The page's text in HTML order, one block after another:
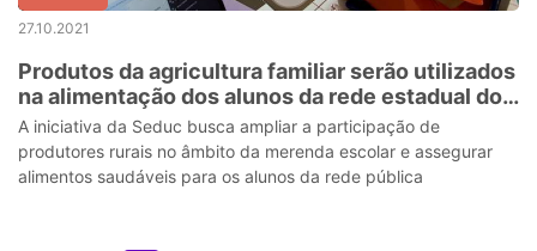
27.10.2021
Produtos da agricultura familiar serão utilizados
na alimentação dos alunos da rede estadual do
Pará
A iniciativa da Seduc busca ampliar a participação de
produtores rurais no âmbito da merenda escolar e assegurar
alimentos saudáveis para os alunos da rede pública